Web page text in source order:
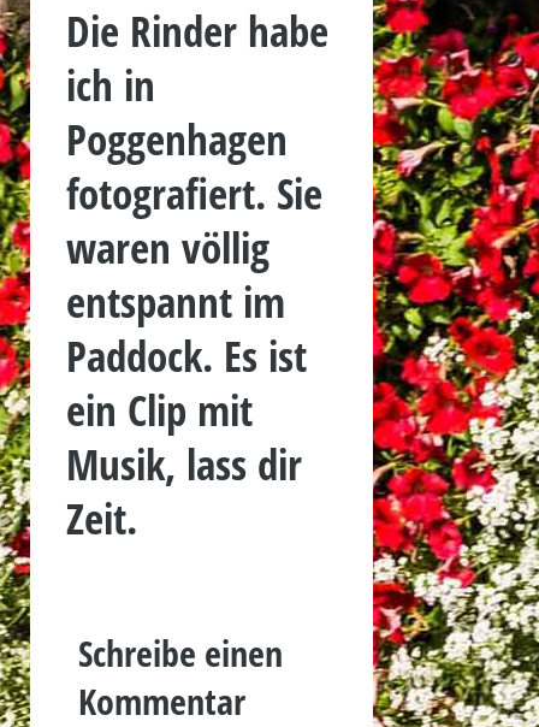
Die Rinder habe
ich in
Poggenhagen
fotografiert. Sie
waren völlig
entspannt im
Paddock. Es ist
ein Clip mit
Musik, lass dir
Zeit.
Schreibe einen
Kommentar